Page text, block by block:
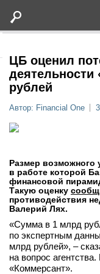
Статьи
Интервью
ЦБ оценил
рублей
Автор: Financial One
Размер возможного
в работе которой
финансовой
Такую оценку
противодействия
Валерий Лях.
«Сумма в 1 млрд
по экспертным
млрд рублей», –
на вопрос
«Коммерсант».